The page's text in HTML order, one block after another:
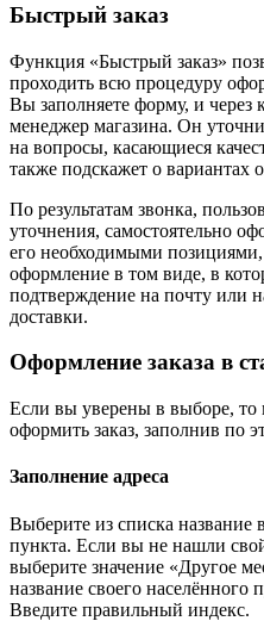
Быстрый заказ
Функция «Быстрый заказ»
проходить всю процедуру
Вы заполняете форму, и через
менеджер магазина. Он
на вопросы, касающиеся
также подскажет о вариантах
По результатам звонка,
уточнения, самостоятельно
его необходимыми позициями,
оформление в том виде, в
подтверждение на почту или
доставки.
Оформление заказа в
Если вы уверены в выборе, то
оформить заказ, заполнив по
Заполнение адреса
Выберите из списка название
пункта. Если вы не нашли
выберите значение «Другое
название своего населённого
Введите правильный индекс.